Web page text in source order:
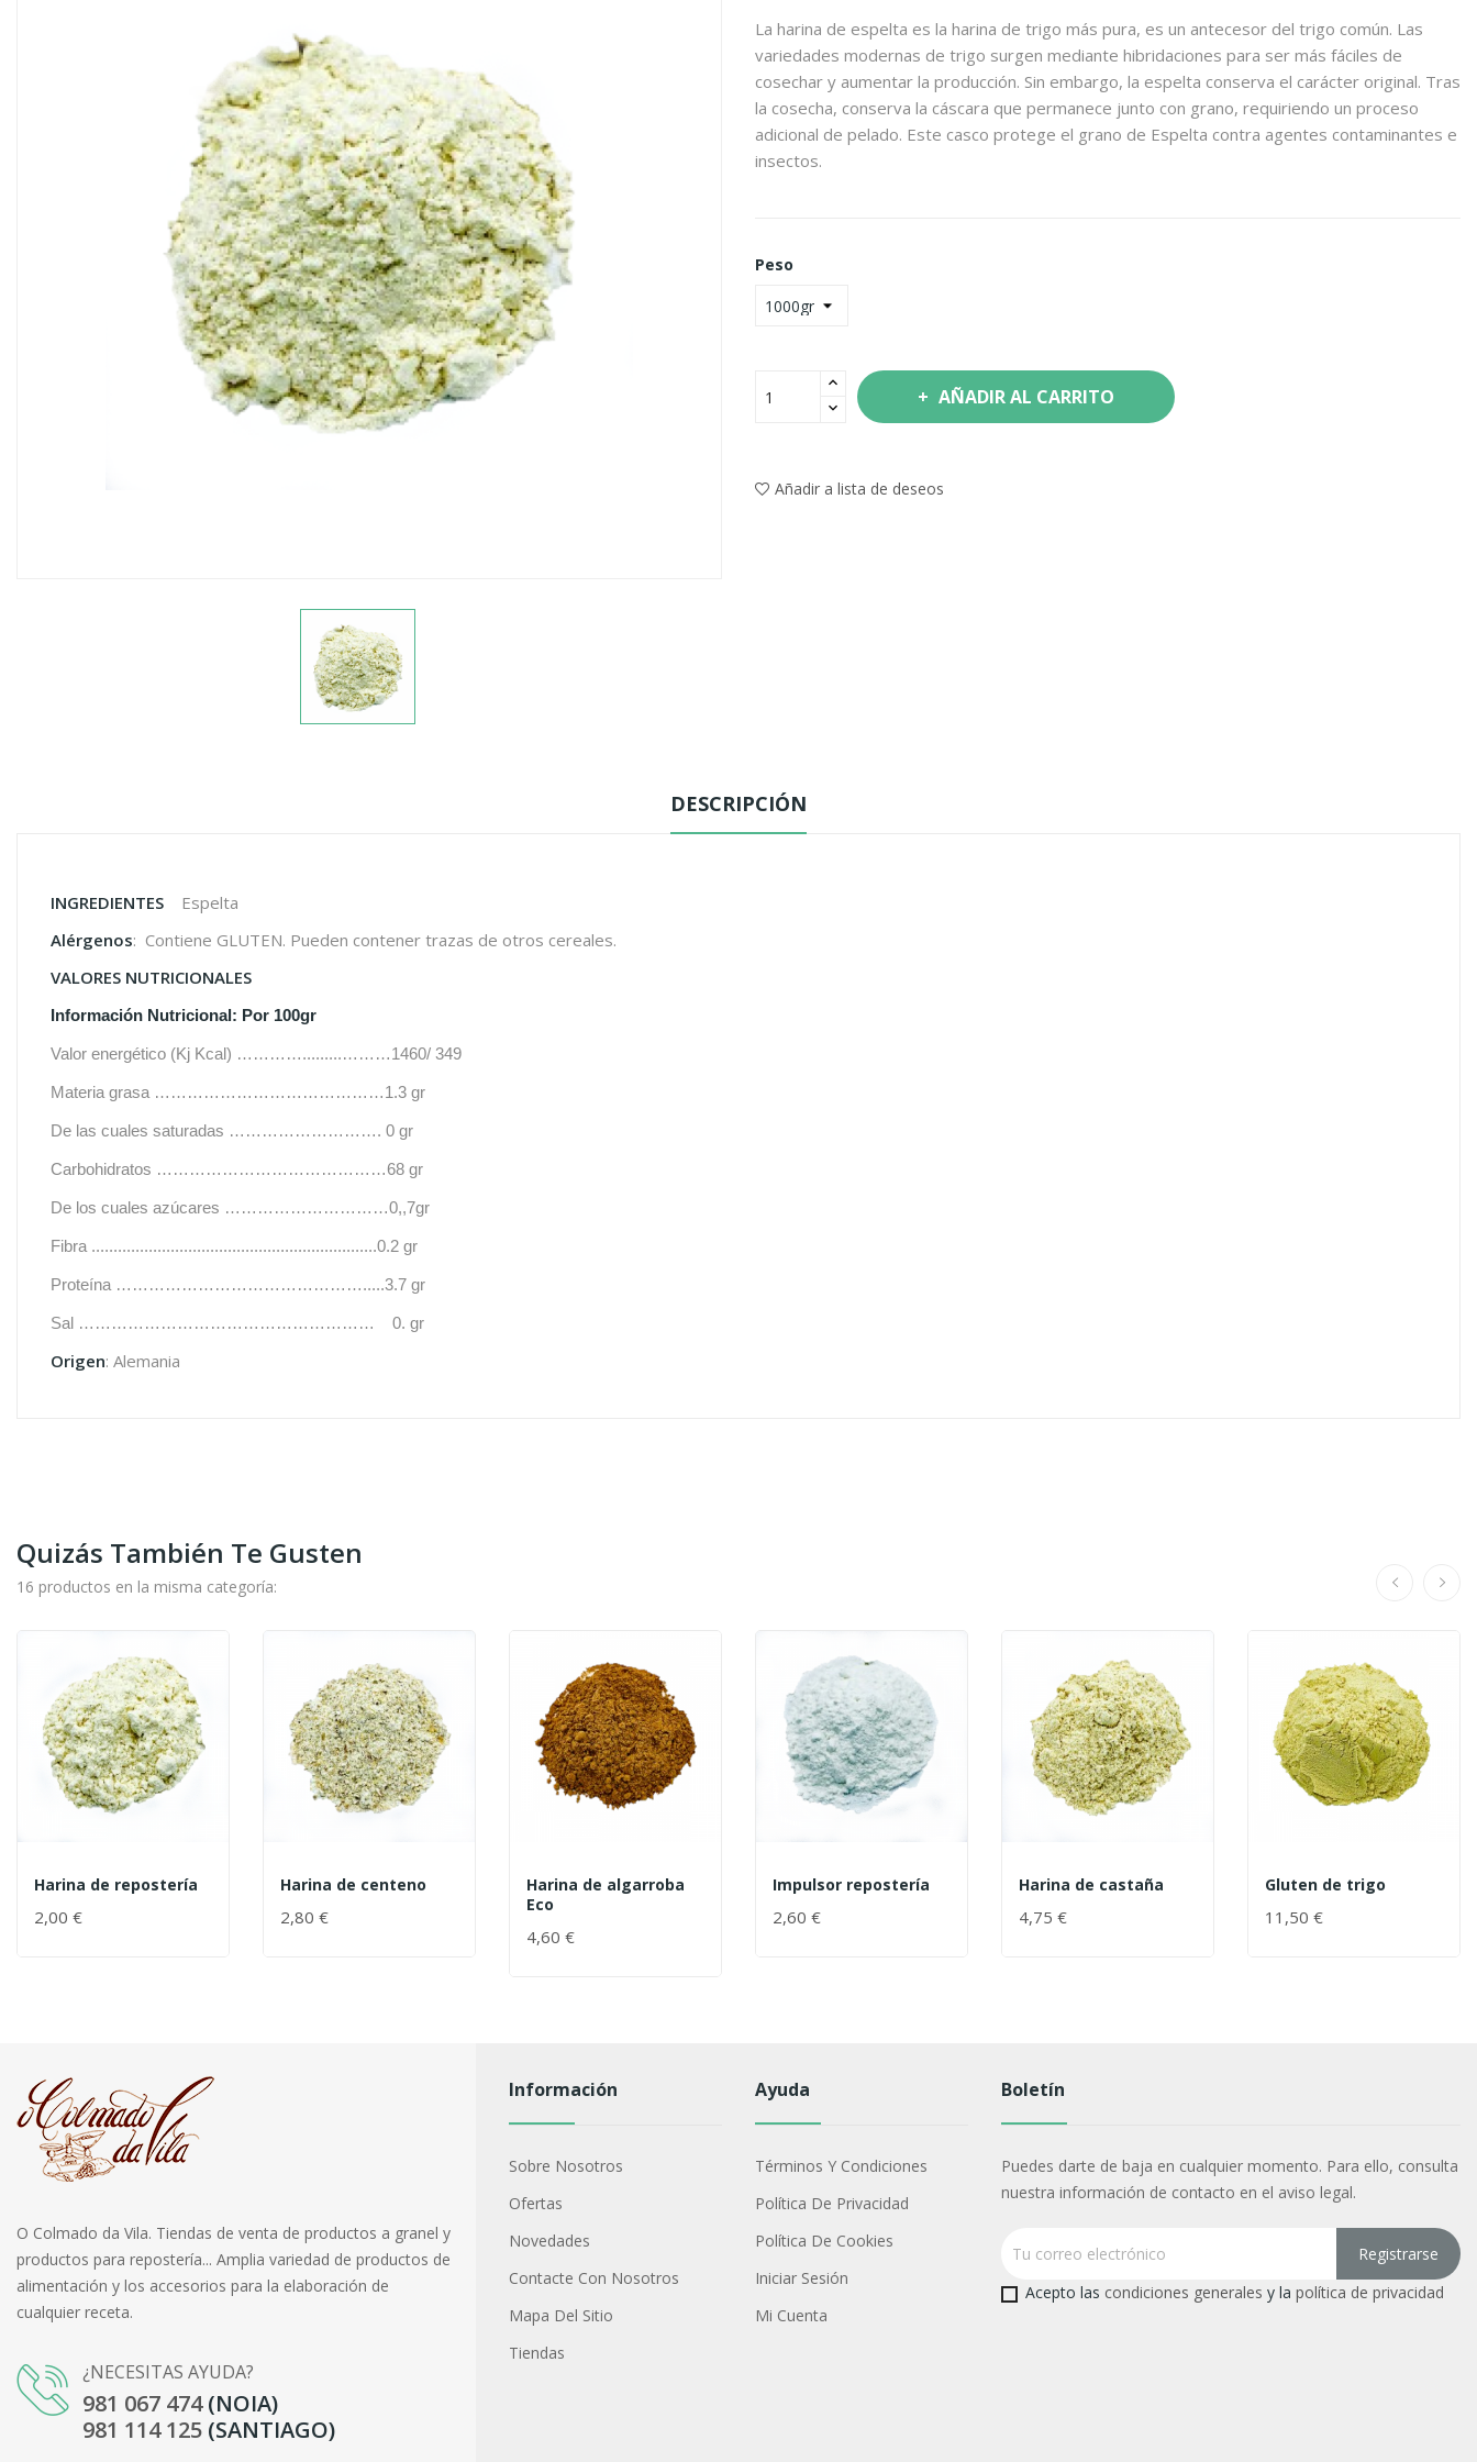
La harina de espelta es la harina de trigo más pura, es un antecesor del trigo común. Las
variedades modernas de trigo surgen mediante hibridaciones para ser más fáciles de
cosechar y aumentar la producción. Sin embargo, la espelta conserva el carácter original. Tras
la cosecha, conserva la cáscara que permanece junto con grano, requiriendo un proceso
adicional de pelado. Este casco protege el grano de Espelta contra agentes contaminantes e
insectos.
Peso
AÑADIR AL CARRITO
Añadir a lista de deseos
DESCRIPCIÓN
INGREDIENTES
Espelta
Alérgenos: Contiene GLUTEN. Pueden contener trazas de otros cereales.
VALORES NUTRICIONALES
Información Nutricional: Por 100gr
Valor energético (Kj Kcal) ………….........………1460/ 349
Materia grasa ……………………………………1.3 gr
De las cuales saturadas ………………………. 0 gr
Carbohidratos ……………………………………68 gr
De los cuales azúcares …………………………0,,7gr
Fibra .................................................................0.2 gr
Proteína ……………………………………….....3.7 gr
Sal ……………………………………………… 0. gr
Origen: Alemania
Quizás También Te Gusten
16 productos en la misma categoría:
Harina de repostería
2,00 €
Harina de centeno
2,80 €
Harina de algarroba
Eco
4,60 €
Impulsor repostería
2,60 €
Harina de castaña
4,75 €
Gluten de trigo
11,50 €
O Colmado da Vila. Tiendas de venta de productos a granel y
productos para repostería... Amplia variedad de productos de
alimentación y los accesorios para la elaboración de
cualquier receta.
¿NECESITAS AYUDA?
981 067 474(NOIA)
981 114 125 (SANTIAGO)
Información
Sobre Nosotros
Ofertas
Novedades
Contacte Con Nosotros
Mapa Del Sitio
Tiendas
Ayuda
Términos Y Condiciones
Política De Privacidad
Política De Cookies
Iniciar Sesión
Mi Cuenta
Boletín
Puedes darte de baja en cualquier momento. Para ello, consulta
nuestra información de contacto en el aviso legal.
Acepto las condiciones generales y la política de privacidad